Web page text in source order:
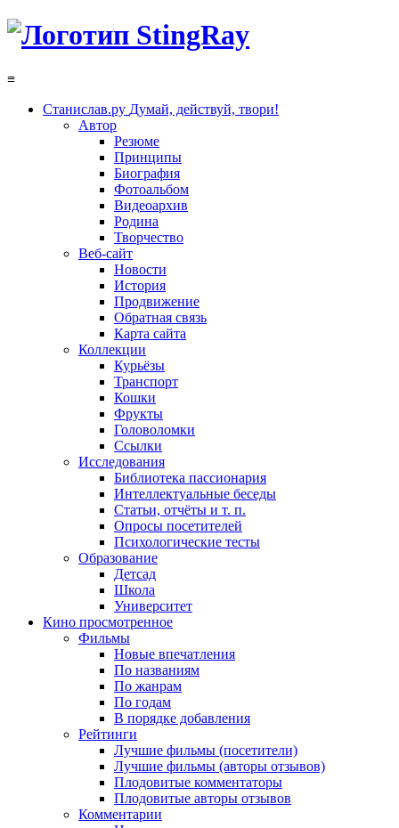
≡
Станислав.ру Думай, действуй, твори!
Автор
Резюме
Принципы
Биография
Фотоальбом
Видеоархив
Родина
Творчество
Веб-сайт
Новости
История
Продвижение
Обратная связь
Карта сайта
Коллекции
Курьёзы
Транспорт
Кошки
Фрукты
Головоломки
Ссылки
Исследования
Библиотека пассионария
Интеллектуальные беседы
Статьи, отчёты и т. п.
Опросы посетителей
Психологические тесты
Образование
Детсад
Школа
Университет
Кино просмотренное
Фильмы
Новые впечатления
По названиям
По жанрам
По годам
В порядке добавления
Рейтинги
Лучшие фильмы (посетители)
Лучшие фильмы (авторы отзывов)
Плодовитые комментаторы
Плодовитые авторы отзывов
Комментарии